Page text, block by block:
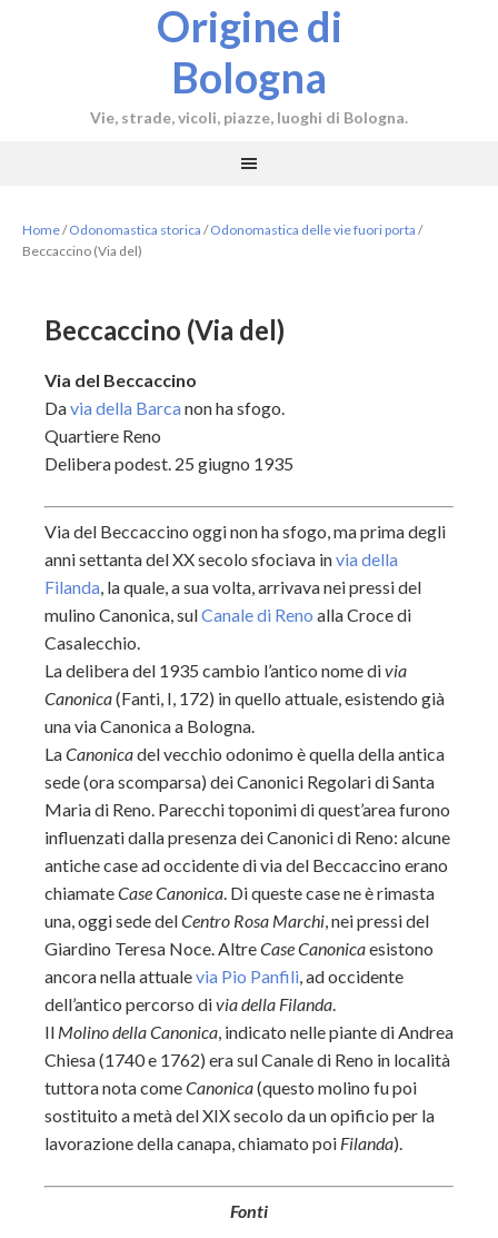
Origine di
Bologna
Vie, strade, vicoli, piazze, luoghi di Bologna.
Home/ Odonomastica storica / Odonomastica delle vie fuori porta /
Beccaccino (Via del)
Beccaccino (Via del)
Via del Beccaccino
Davia della Barcanon ha sfogo.
Quartiere Reno
Delibera podest. 25 giugno 1935
Via del Beccaccino oggi non ha sfogo, ma prima degli
anni settanta del XX secolo sfociava invia della
Filanda, la quale, a sua volta, arrivava nei pressi del
mulino Canonica, sulCanale di Reno alla Croce di
Casalecchio.
La delibera del 1935 cambio l’antico nome divia
Canonica(Fanti, I, 172) in quello attuale, esistendo già
una via Canonica a Bologna.
LaCanonicadel vecchio odonimo è quella della antica
sede (ora scomparsa) dei Canonici Regolari di Santa
Maria di Reno. Parecchi toponimi di quest’area furono
influenzati dalla presenza dei Canonici di Reno: alcune
antiche case ad occidente di via del Beccaccino erano
chiamateCase Canonica. Di queste case ne è rimasta
una, oggi sede delCentro Rosa Marchi, nei pressi del
Giardino Teresa Noce. AltreCase Canonicaesistono
ancora nella attualevia Pio Panfili, ad occidente
dell’antico percorso divia della Filanda.
Il Molino della Canonica, indicato nelle piante di Andrea
Chiesa (1740 e 1762) era sul Canale di Reno in località
tuttora nota comeCanonica(questo molino fu poi
sostituito a metà del XIX secolo da un opificio per la
lavorazione della canapa, chiamato poi Filanda).
Fonti